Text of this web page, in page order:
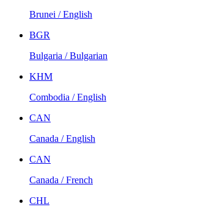
Brunei / English
BGR
Bulgaria / Bulgarian
KHM
Combodia / English
CAN
Canada / English
CAN
Canada / French
CHL